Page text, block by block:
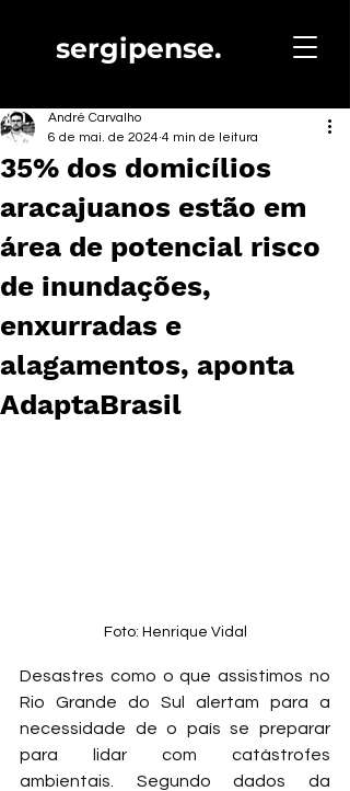
sergipense.
35% dos domicílios
aracajuanos estão em
área de potencial risco
de inundações,
enxurradas e
alagamentos, aponta
AdaptaBrasil
André Carvalho
6 de mai. de 2024 4 min de leitura
Foto: Henrique Vidal
Desastres como o que assistimos no
Rio Grande do Sul alertam para a
necessidade de o país se preparar
para lidar com catástrofes
ambientais. Segundo dados da